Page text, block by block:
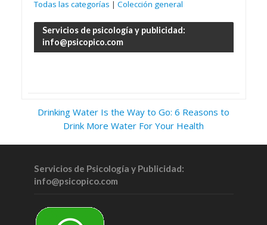
Todas las categorías | Colección general
Servicios de psicología y publicidad:
info@psicopico.com
Drinking Water Is the Way to Go: 6 Reasons to
Drink More Water For Your Health
Servicios de Psicología y Publicidad:
info@psicopico.com